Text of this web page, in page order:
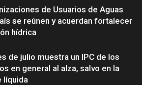
de Usuarios de Aguas
se reúnen y acuerdan fortalecer
hídrica
de julio muestra un IPC de los
en general al alza, salvo en la
líquida